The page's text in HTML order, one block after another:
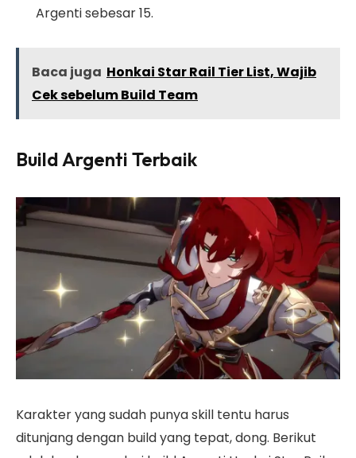
Argenti sebesar 15.
Baca juga Honkai Star Rail Tier List, Wajib
Cek sebelum Build Team
Build Argenti Terbaik
Karakter yang sudah punya skill tentu harus
ditunjang dengan build yang tepat, dong. Berikut